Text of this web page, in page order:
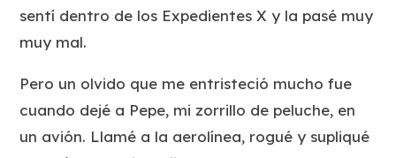
sentí dentro de los Expedientes X y la pasé muy
muy mal.
Pero un olvido que me entristeció mucho fue
cuando dejé a Pepe, mi zorrillo de peluche, en
un avión. Llamé a la aerolínea, rogué y supliqué